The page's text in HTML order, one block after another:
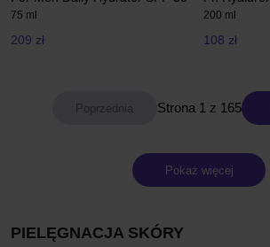
75 ml
209 zł
200 ml
108 zł
Strona 1 z 165
Pokaż więcej
PIELĘGNACJA SKÓRY